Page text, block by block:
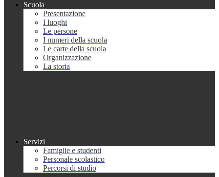
Scuola
Presentazione
I luoghi
Le persone
I numeri della scuola
Le carte della scuola
Organizzazione
La storia
Servizi
Famiglie e studenti
Personale scolastico
Percorsi di studio